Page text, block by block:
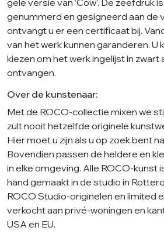
genummerd en gesigneerd aan de
ontvangt u er een certificaat bij.
van het werk kunnen garanderen. U
kiezen om het werk ingelijst in zwart
ontvangen.
Over de kunstenaar:
Met de ROCO-collectie mixen we
zult nooit hetzelfde originele
Hier moet u zijn als u op zoek bent
Bovendien passen de heldere en
in elke omgeving. Alle ROCO-kunst
hand gemaakt in de studio in
ROCO Studio-originelen en limited
verkocht aan privé-woningen en
USA en EU.